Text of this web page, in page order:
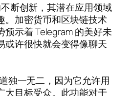
断创新，其潜在应用领域
。加密货币和区块链技术
预示着 Telegram 的美好未
或许很快就会变得像聊天
独一无二，因为它允许用
大目标受众。此功能对于